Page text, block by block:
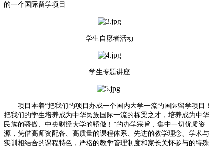
的一个国际留学项目
学生自愿者活动
学生专题讲座
项目本着“把我们的项目办成一个国内大学一流的国际留学项目！
把我们的学生培养成为中华民族国际一流的栋梁之才，培养成为中华
民族的骄傲、中央财经大学的骄傲！”的办学宗旨，集中一切优质资
源，凭借高师资配备、高质量的课程体系、先进的教学理念、学术与
实训相结合的课程特色，严格的教学管理制度和家长关怀参与的特殊